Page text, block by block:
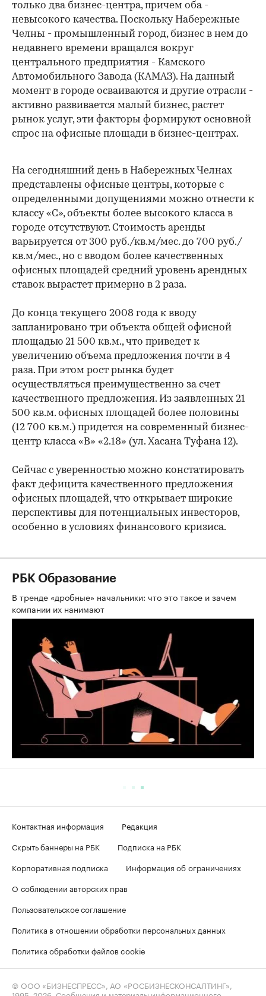
только два бизнес-центра, причем оба -
невысокого качества. Поскольку Набережные
Челны - промышленный город, бизнес в нем до
недавнего времени вращался вокруг
центрального предприятия - Камского
Автомобильного Завода (КАМАЗ). На данный
момент в городе осваиваются и другие отрасли -
активно развивается малый бизнес, растет
рынок услуг, эти факторы формируют основной
спрос на офисные площади в бизнес-центрах.
На сегодняшний день в Набережных Челнах
представлены офисные центры, которые с
определенными допущениями можно отнести к
классу «С», объекты более высокого класса в
городе отсутствуют. Стоимость аренды
варьируется от 300 руб./кв.м/мес. до 700 руб./
кв.м/мес., но с вводом более качественных
офисных площадей средний уровень арендных
ставок вырастет примерно в 2 раза.
До конца текущего 2008 года к вводу
запланировано три объекта общей офисной
площадью 21 500 кв.м., что приведет к
увеличению объема предложения почти в 4
раза. При этом рост рынка будет
осуществляться преимущественно за счет
качественного предложения. Из заявленных 21
500 кв.м. офисных площадей более половины
(12 700 кв.м.) придется на современный бизнес-
центр класса «В» «2.18» (ул. Хасана Туфана 12).
Сейчас с уверенностью можно констатировать
факт дефицита качественного предложения
офисных площадей, что открывает широкие
перспективы для потенциальных инвесторов,
особенно в условиях финансового кризиса.
РБК Образование
В тренде «дробные» начальники: что это такое и зачем
компании их нанимают
Контактная информация
Редакция
Скрыть баннеры на РБК
Подписка на РБК
Корпоративная подписка
Информация об ограничениях
О соблюдении авторских прав
Пользовательское соглашение
Политика в отношении обработки персональных данных
Политика обработки файлов cookie
© ООО «БИЗНЕСПРЕСС», АО «РОСБИЗНЕСКОНСАЛТИНГ»,